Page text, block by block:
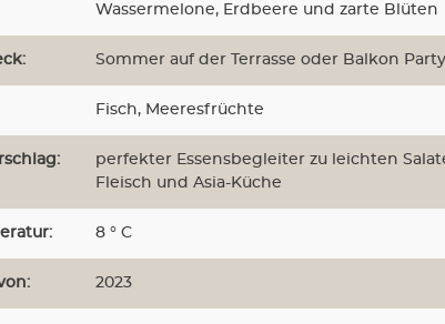
Wassermelone, Erdbeere und zarte Blüten
Sommer auf der Terrasse oder Balkon
Fisch, Meeresfrüchte
perfekter Essensbegleiter zu leichten
Fleisch und Asia-Küche
8 ° C
2023